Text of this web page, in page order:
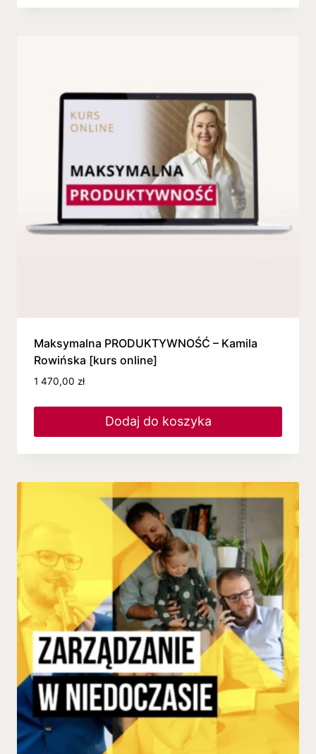
Maksymalna PRODUKTYWNOŚĆ – Kamila
Rowińska [kurs online]
1 470,00 zł
Dodaj do koszyka